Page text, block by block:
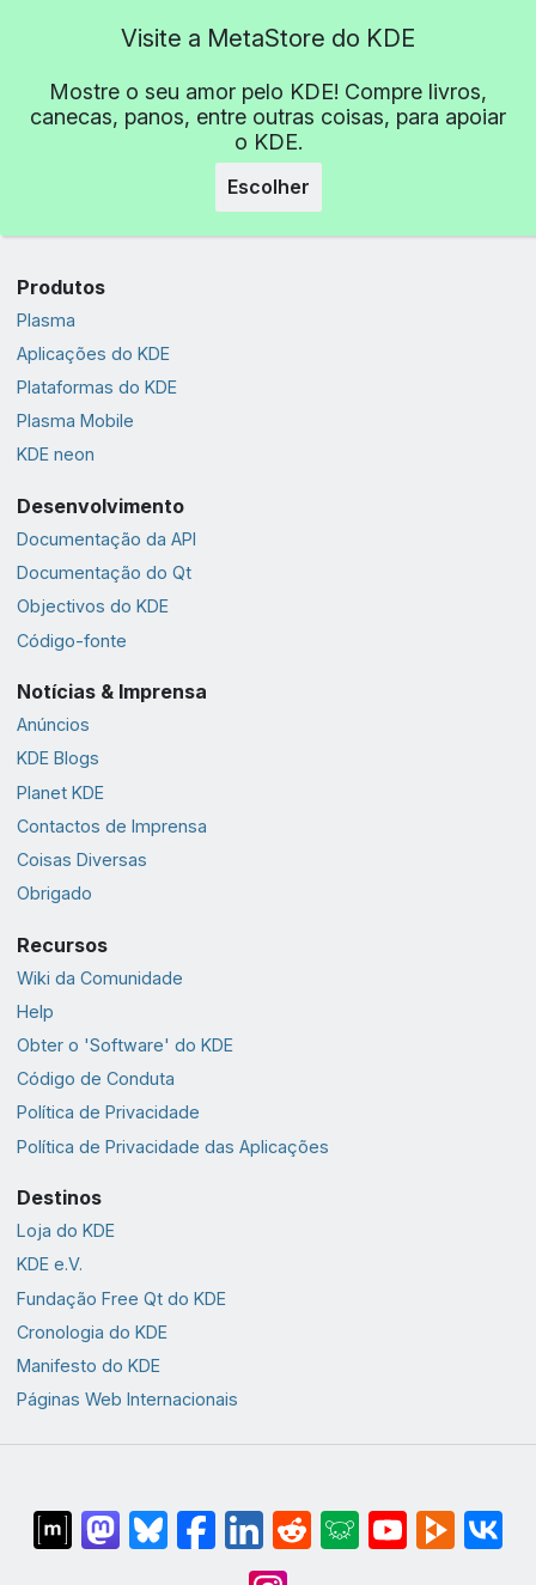
Visite a MetaStore do KDE
Mostre o seu amor pelo KDE! Compre livros,
canecas, panos, entre outras coisas, para apoiar
o KDE.
Escolher
Produtos
Plasma
Aplicações do KDE
Plataformas do KDE
Plasma Mobile
KDE neon
Desenvolvimento
Documentação da API
Documentação do Qt
Objectivos do KDE
Código-fonte
Notícias & Imprensa
Anúncios
KDE Blogs
Planet KDE
Contactos de Imprensa
Coisas Diversas
Obrigado
Recursos
Wiki da Comunidade
Help
Obter o 'Software' do KDE
Código de Conduta
Política de Privacidade
Política de Privacidade das Aplicações
Destinos
Loja do KDE
KDE e.V.
Fundação Free Qt do KDE
Cronologia do KDE
Manifesto do KDE
Páginas Web Internacionais